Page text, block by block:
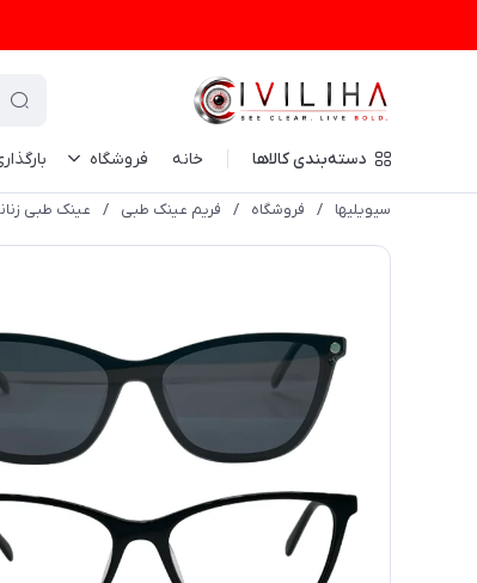
دسته‌بندی کالاها خانه فروشگاه
سیویلیها / فروشگاه / فریم عینک طبی / عینک طبی